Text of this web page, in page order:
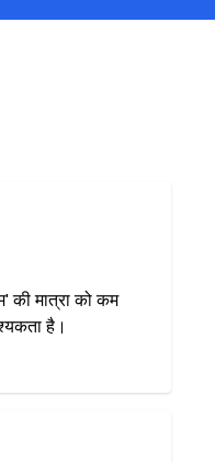
की मात्रा को कम
है।